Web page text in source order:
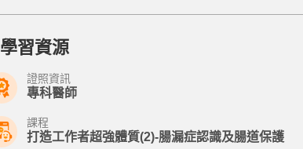
學習資源
證照資訊
專科醫師
課程
打造工作者超強體質(2)-腸漏症認識及腸道保護